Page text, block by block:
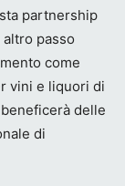
partnership
passo
come
vini e liquori di
delle
di